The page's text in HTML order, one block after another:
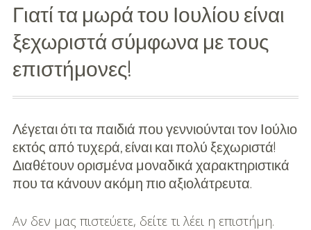
Διασκέδαση
Εκπαίδευση
Βάπτιση
Βάπτισης
Διάσημες
Βαπτίσεις
Γιατί τα μωρά του Ιουλίου είναι
ξεχωριστά σύμφωνα με τους
επιστήμονες!
Λέγεται ότι τα παιδιά που γεννιούνται τον Ιούλιο
εκτός από τυχερά, είναι και πολύ ξεχωριστά!
Διαθέτουν ορισμένα μοναδικά χαρακτηριστικά
που τα κάνουν ακόμη πιο αξιολάτρευτα.
Αν δεν μας πιστεύετε, δείτε τι λέει η επιστήμη.